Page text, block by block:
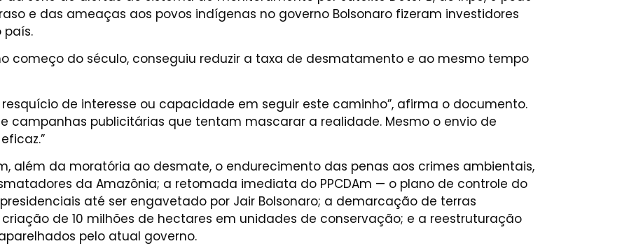
e das ameaças aos povos indígenas no governo Bolsonaro fizeram investidores
começo do século, conseguiu reduzir a taxa de desmatamento e ao mesmo tempo
de interesse ou capacidade em seguir este caminho”, afirma o documento.
campanhas publicitárias que tentam mascarar a realidade. Mesmo o envio de
além da moratória ao desmate, o endurecimento das penas aos crimes ambientais,
da Amazônia; a retomada imediata do PPCDAm — o plano de controle do
até ser engavetado por Jair Bolsonaro; a demarcação de terras
de 10 milhões de hectares em unidades de conservação; e a reestruturação
pelo atual governo.